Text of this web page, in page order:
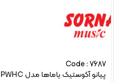
Code : 7687
پیانو آکوستیک یاماها مدل U1J PWHC